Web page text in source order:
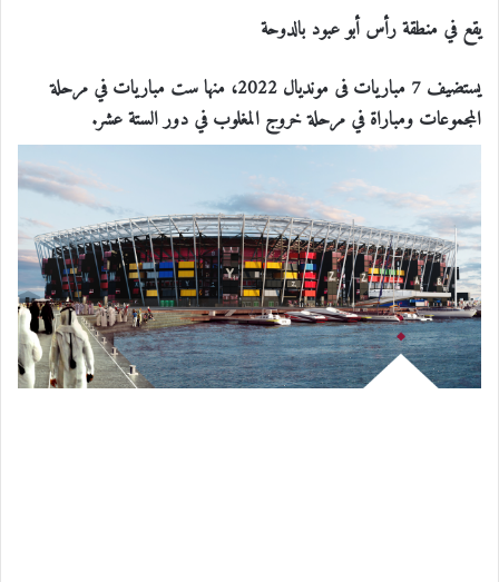
يقع في منطقة رأس أبو عبود بالدوحة
يستضيف 7 مباريات فى مونديال 2022، منها ست مباريات في مرحلة
المجموعات ومباراة في مرحلة خروج المغلوب في دور الستة عشر.